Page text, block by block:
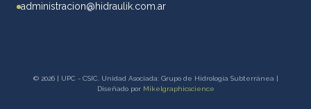
administracion@hidraulik.com.ar
© 2026 | UPC - CSIC. Unidad Asociada: Grupo de Hidrología Subterránea |
Diseñado por Mikelgraphicscience